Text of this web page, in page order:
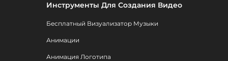
Инструменты Для Создания Видео
Бесплатный Визуализатор Музыки
Анимации
Анимация Логотипа